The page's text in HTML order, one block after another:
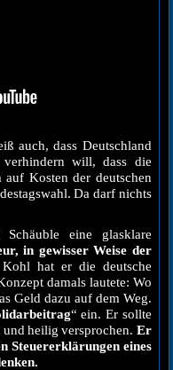
auch, dass Deutschland
will, dass die
Kosten der deutschen
Da darf nichts
eine glasklare
in gewisser Weise der
hat er die deutsche
damals lautete: Wo
Geld dazu auf dem Weg.
“ ein. Er sollte
und heilig versprochen. Er
Steuererklärungen eines